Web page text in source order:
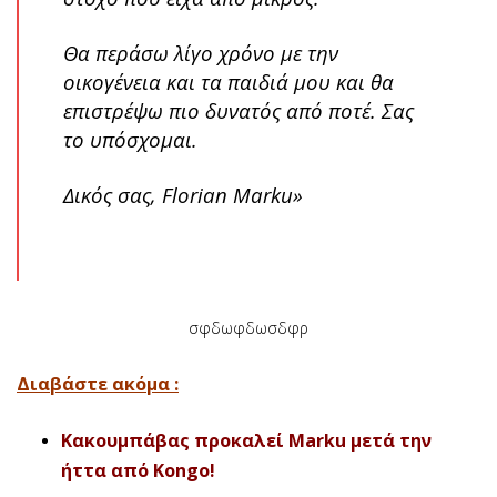
Θα περάσω λίγο χρόνο με την
οικογένεια και τα παιδιά μου και θα
επιστρέψω πιο δυνατός από ποτέ. Σας
το υπόσχομαι.
Δικός σας, Florian Marku»
σφδωφδωσδφρ
Διαβάστε ακόμα :
Κακουμπάβας προκαλεί Marku μετά την
ήττα από Kongo!